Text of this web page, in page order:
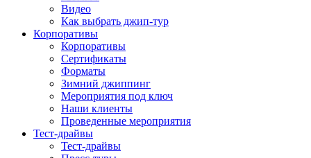
Видео
Как выбрать джип-тур
Корпоративы
Корпоративы
Сертификаты
Форматы
Зимний джиппинг
Мероприятия под ключ
Наши клиенты
Проведенные мероприятия
Тест-драйвы
Тест-драйвы